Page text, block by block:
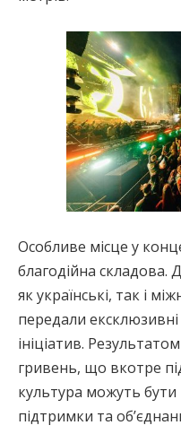
Особливе місце у
благодійна складова.
як українські, так і
передали
ініціатив.
гривень, що вкотре
культура можуть
підтримки та